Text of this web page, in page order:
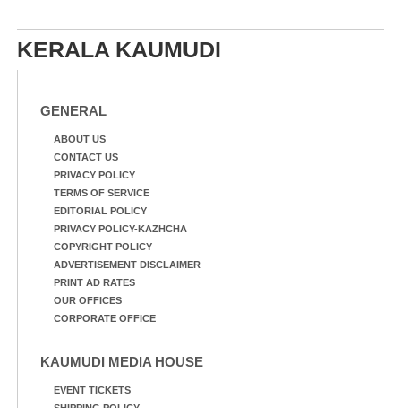
KERALA KAUMUDI
GENERAL
ABOUT US
CONTACT US
PRIVACY POLICY
TERMS OF SERVICE
EDITORIAL POLICY
PRIVACY POLICY-KAZHCHA
COPYRIGHT POLICY
ADVERTISEMENT DISCLAIMER
PRINT AD RATES
OUR OFFICES
CORPORATE OFFICE
KAUMUDI MEDIA HOUSE
EVENT TICKETS